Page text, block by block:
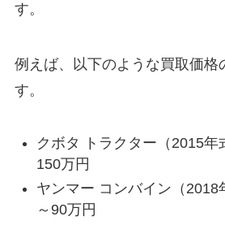
す。
例えば、以下のような買取価格
す。
クボタ トラクター（2015年
150万円
ヤンマー コンバイン（2018
～90万円